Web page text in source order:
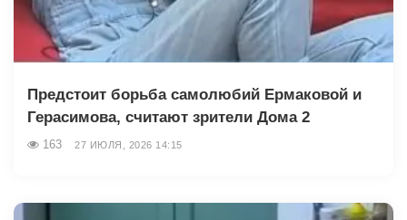
Предстоит борьба самолюбий Ермаковой и
Герасимова, считают зрители Дома 2
163 27 ИЮЛЯ, 2026 14:15